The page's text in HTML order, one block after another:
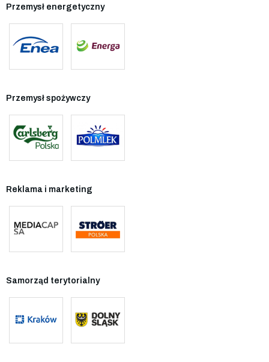
Przemysł energetyczny
Przemysł spożywczy
Reklama i marketing
Samorząd terytorialny